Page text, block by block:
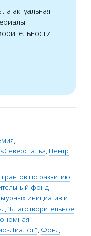
актуальная
,
, Центр
по развитию
фонд
инициатив и
"Благотворительное
Диалог", Фонд